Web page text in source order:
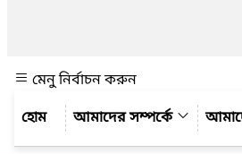
মেনু নির্বাচন করুন
আমাদের সম্পর্কে